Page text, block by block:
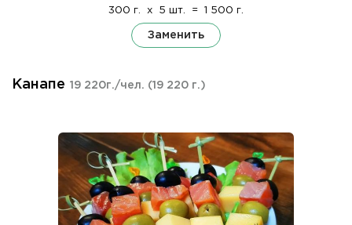
300 г. x 5 шт. = 1 500 г.
Заменить
Канапе 19 220г./чел. (19 220 г.)